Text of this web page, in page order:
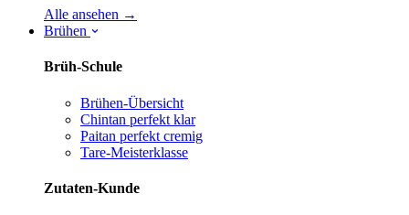
Alle ansehen →
Brühen
Brüh-Schule
Brühen-Übersicht
Chintan perfekt klar
Paitan perfekt cremig
Tare-Meisterklasse
Zutaten-Kunde